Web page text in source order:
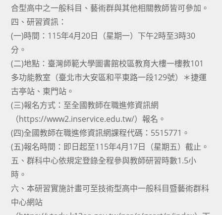
合型高中之一般科目、藝術群與其他相關教師皆可參加。
四、研習資訊：
(一)時間：115年4月20日（星期一）下午2時至3時30
分。
(二)地點：臺灣師範大學圖書館校區教育大樓一樓教101
多功能教室（臺北市大安區和平東路一段129號）＊捷運
古亭站、東門站。
(三)報名方式：至全國教師在職進修資訊網
（https://www2.inservice.edu.tw/）報名。
(四)全國教師在職進修資訊網課程代碼：5515771。
(五)報名時間：即日起至115年4月17日（星期五）截止。
五、群科中心依規定登錄全程參與教師研習時數1.5小
時。
六、本研習實施計畫可至技術型高中一般科目暨藝術群科
中心網站